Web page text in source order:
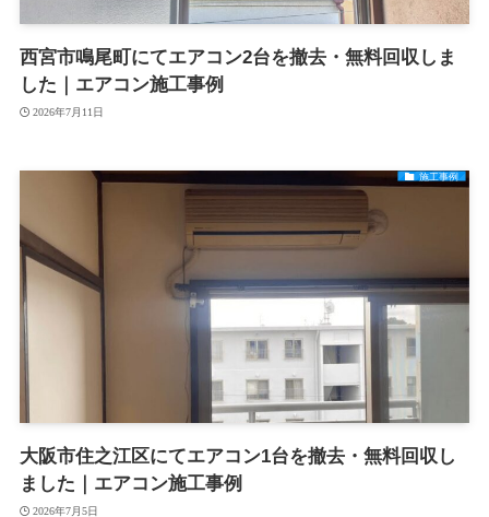
西宮市鳴尾町にてエアコン2台を撤去・無料回収しま
した｜エアコン施工事例
2026年7月11日
施工事例
大阪市住之江区にてエアコン1台を撤去・無料回収し
ました｜エアコン施工事例
2026年7月5日